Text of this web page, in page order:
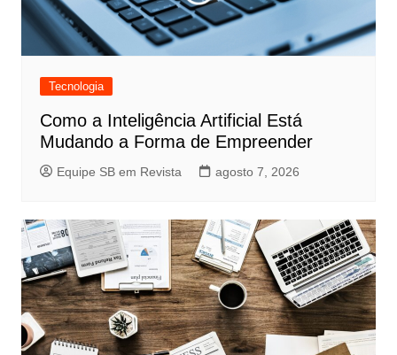
Tecnologia
Como a Inteligência Artificial Está
Mudando a Forma de Empreender
Equipe SB em Revista agosto 7, 2026